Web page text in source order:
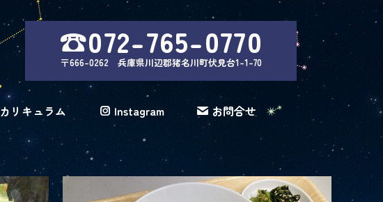
☎072-765-0770
〒666-0262 兵庫県川辺郡猪名川町伏見台1-1-70
カリキュラム Instagram お問合せ